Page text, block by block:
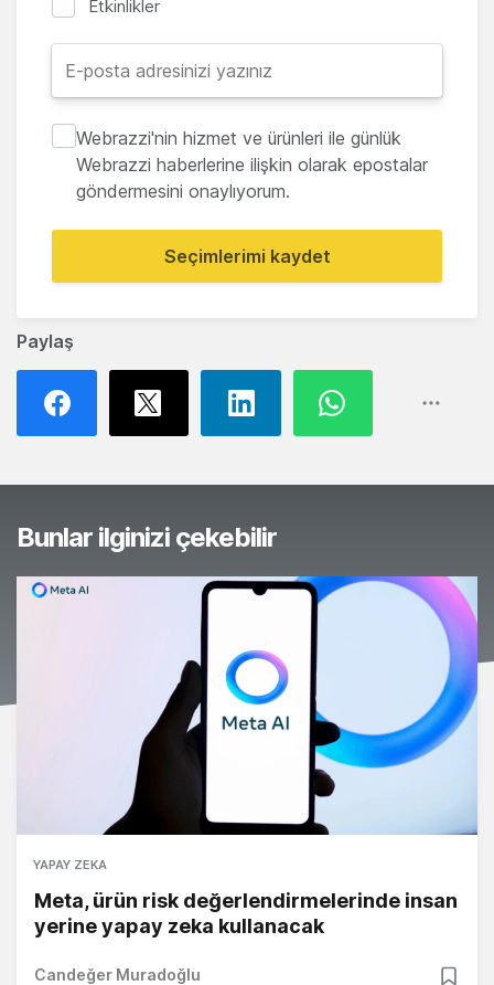
Paylaş
Etkinlikler
Webrazzi'nin hizmet ve ürünleri ile günlük
Webrazzi haberlerine ilişkin olarak epostalar
göndermesini onaylıyorum.
Seçimlerimi kaydet
Bunlar ilginizi çekebilir
YAPAY ZEKA
Meta, ürün risk değerlendirmelerinde insan
yerine yapay zeka kullanacak
Candeğer Muradoğlu